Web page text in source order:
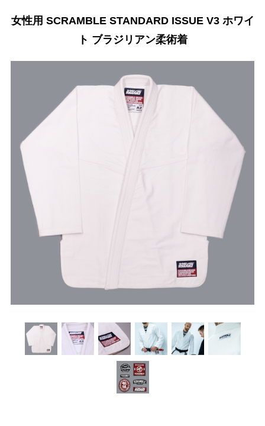
女性用 SCRAMBLE STANDARD ISSUE V3 ホワイ
ト ブラジリアン柔術着